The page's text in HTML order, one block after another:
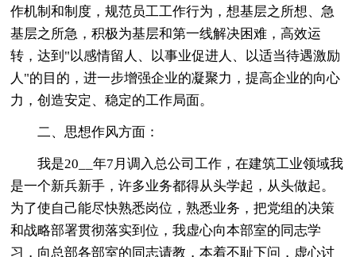
作机制和制度，规范员工工作行为，想基层之所想、急
基层之所急，积极为基层和第一线解决困难，高效运
转，达到"以感情留人、以事业促进人、以适当待遇激励
人"的目的，进一步增强企业的凝聚力，提高企业的向心
力，创造安定、稳定的工作局面。
二、思想作风方面：
我是20__年7月调入总公司工作，在建筑工业领域我
是一个新兵新手，许多业务都得从头学起，从头做起。
为了使自己能尽快熟悉岗位，熟悉业务，把党组的决策
和战略部署贯彻落实到位，我虚心向本部室的同志学
习，向总部各部室的同志请教，本着不耻下问，虚心讨